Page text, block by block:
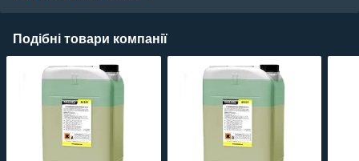
Подібні товари компанії